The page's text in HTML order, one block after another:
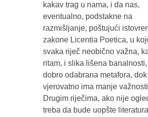
kakav trag u nama, i da nas,
eventualno, podstakne na
razmišljanje, poštujući
zakone Licentia Poetica, u
svaka riječ neobično važna,
ritam, i slika lišena
dobro odabrana metafora,
vjerovatno ima manje
Drugim riječima, ako nije
treba da bude uopšte